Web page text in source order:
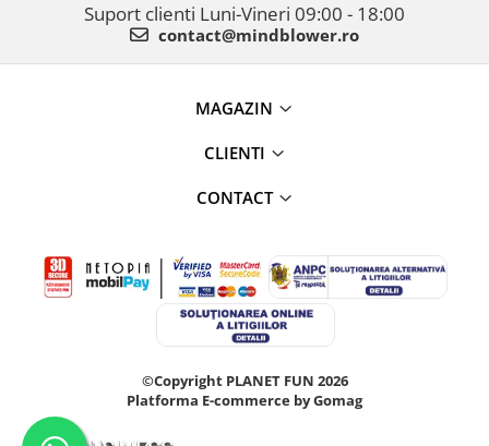
Suport clienti Luni-Vineri 09:00 - 18:00
contact@mindblower.ro
MAGAZIN
CLIENTI
CONTACT
©Copyright PLANET FUN 2026
Platforma E-commerce by Gomag